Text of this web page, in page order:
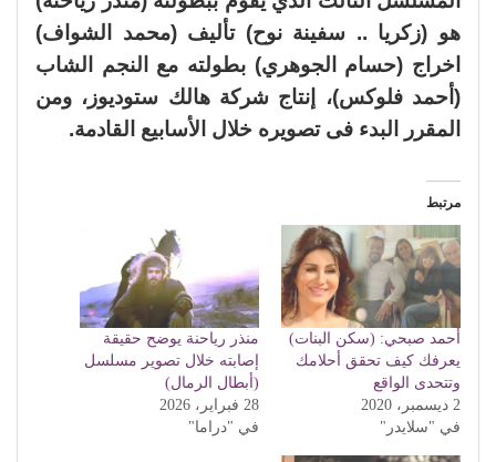
هو (زكريا .. سفينة نوح) تأليف (محمد الشواف)
اخراج (حسام الجوهري) بطولته مع النجم الشاب
(أحمد فلوكس)، إنتاج شركة هالك ستوديوز، ومن
المقرر البدء فى تصويره خلال الأسابيع القادمة.
مرتبط
أحمد صبحي: (سكن البنات)
يعرفك كيف تحقق أحلامك
وتتحدى الواقع
2 ديسمبر، 2020
في "سلايدر"
منذر رياحنة يوضح حقيقة
إصابته خلال تصوير مسلسل
(أبطال الرمال)
28 فبراير، 2026
في "دراما"